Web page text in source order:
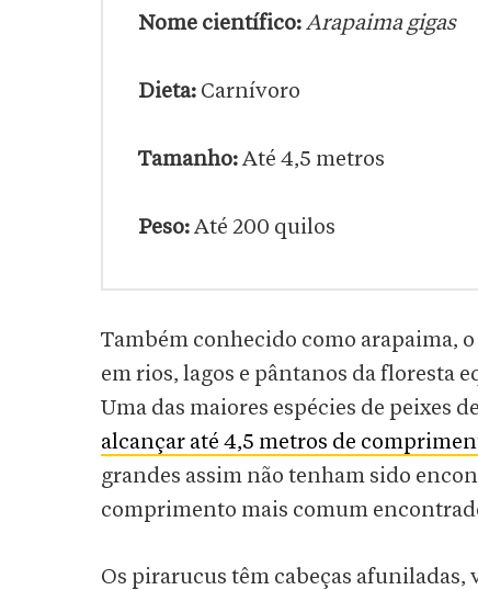
Nome científico:Arapaima gigas
Dieta: Carnívoro
Tamanho:Até 4,5 metros
Peso:Até 200 quilos
Também conhecido como arapaima, o
em rios, lagos e pântanos da floresta
Uma das maiores espécies de peixes
alcançar até 4,5 metros de
grandes assim não tenham sido
comprimento mais comum
Os pirarucus têm cabeças afuniladas,